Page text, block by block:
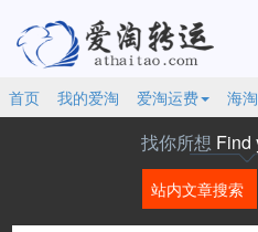
首页 我的爱淘 爱淘运费 海
找你所想 Find
站内文章搜索